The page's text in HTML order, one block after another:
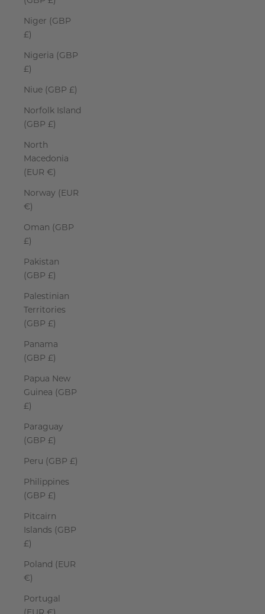
Niger (GBP
£)
Nigeria (GBP
£)
Niue (GBP £)
Norfolk Island
(GBP £)
North
Macedonia
(EUR €)
Norway (EUR
€)
Oman (GBP
£)
Pakistan
(GBP £)
Palestinian
Territories
(GBP £)
Panama
(GBP £)
Papua New
Guinea (GBP
£)
Paraguay
(GBP £)
Peru (GBP £)
Philippines
(GBP £)
Pitcairn
Islands (GBP
£)
Poland (EUR
€)
Portugal